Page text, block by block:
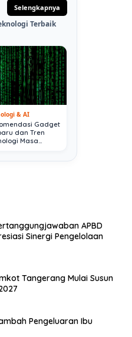
Selengkapnya
Terbaik
& AI
Gadget
dan Tren
Masa
APBD
Sinergi Pengelolaan
Tangerang Mulai Susun
Pengeluaran Ibu